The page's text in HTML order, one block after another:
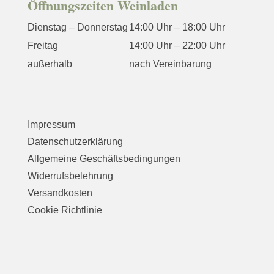
Öffnungszeiten Weinladen
Dienstag – Donnerstag 14:00 Uhr – 18:00 Uhr
Freitag
14:00 Uhr – 22:00 Uhr
außerhalb
nach Vereinbarung
Impressum
Datenschutzerklärung
Allgemeine Geschäftsbedingungen
Widerrufsbelehrung
Versandkosten
Cookie Richtlinie